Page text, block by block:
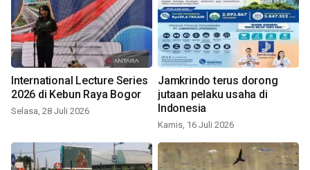
International Lecture Series
2026 di Kebun Raya Bogor
Selasa, 28 Juli 2026
Jamkrindo terus dorong
jutaan pelaku usaha di
Indonesia
Kamis, 16 Juli 2026